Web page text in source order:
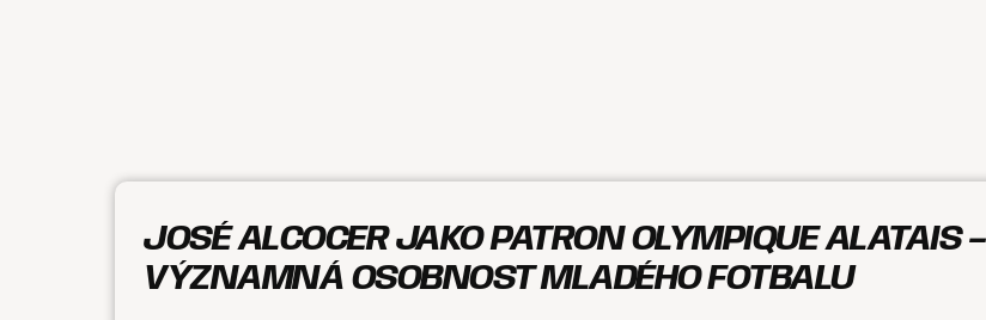
JOSÉ ALCOCER JAKO PATRON OLYMPIQUE ALATAIS –
VÝZNAMNÁ OSOBNOST MLADÉHO FOTBALU